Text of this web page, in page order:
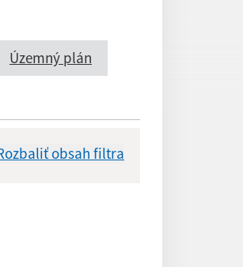
Územný plán
obsah filtra